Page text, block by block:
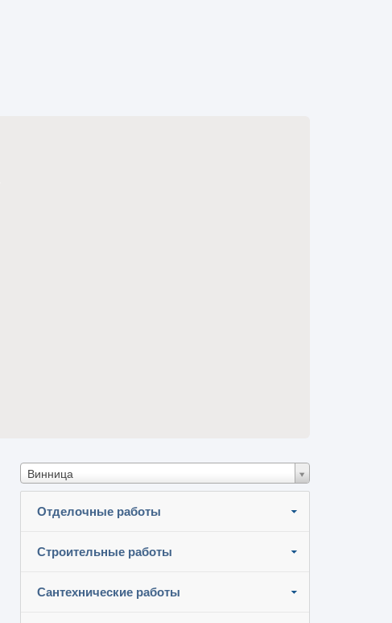
Винница
Отделочные работы
Строительные работы
Сантехнические работы